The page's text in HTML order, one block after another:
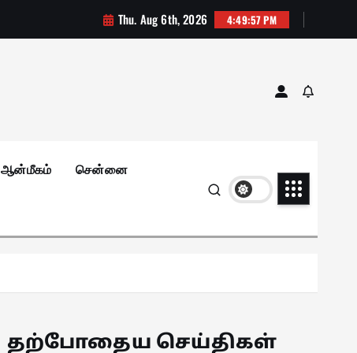
Thu. Aug 6th, 2026 4:49:58 PM
ஆன்மீகம் சென்னை
தற்போதைய செய்திகள்